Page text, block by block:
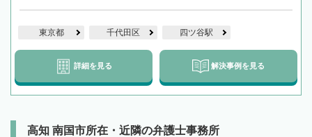
東京都 千代田区 四ツ谷駅
詳細を見る 解決事例を見る
高知 南国市所在・近隣の弁護士事務所